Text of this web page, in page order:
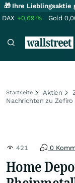
🎁 Ihre Lieblingsaktie
DAX +0,69% Gold
Startseite Aktien
Nachrichten zu Zefiro
421 0
Home